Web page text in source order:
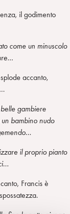
il godimento
come un minuscolo
accanto,
gambiere
bambino nudo
il proprio pianto
Francis è